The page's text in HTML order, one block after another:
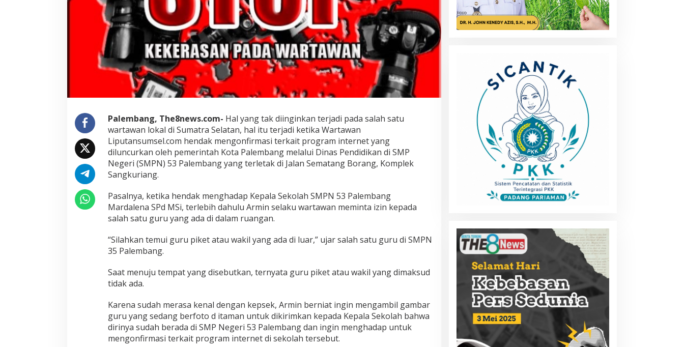
Palembang, The8news.com- Hal yang tak diinginkan terjadi pada salah satu
wartawan lokal di Sumatra Selatan, hal itu terjadi ketika Wartawan
Liputansumsel.com hendak mengonfirmasi terkait program internet yang
diluncurkan oleh pemerintah Kota Palembang melalui Dinas Pendidikan di SMP
Negeri (SMPN) 53 Palembang yang terletak di Jalan Sematang Borang, Komplek
Sangkuriang.
Pasalnya, ketika hendak menghadap Kepala Sekolah SMPN 53 Palembang
Mardalena SPd MSi, terlebih dahulu Armin selaku wartawan meminta izin kepada
salah satu guru yang ada di dalam ruangan.
“Silahkan temui guru piket atau wakil yang ada di luar,” ujar salah satu guru di SMPN
35 Palembang.
Saat menuju tempat yang disebutkan, ternyata guru piket atau wakil yang dimaksud
tidak ada.
Karena sudah merasa kenal dengan kepsek, Armin berniat ingin mengambil gambar
guru yang sedang berfoto d itaman untuk dikirimkan kepada Kepala Sekolah bahwa
dirinya sudah berada di SMP Negeri 53 Palembang dan ingin menghadap untuk
mengonfirmasi terkait program internet di sekolah tersebut.